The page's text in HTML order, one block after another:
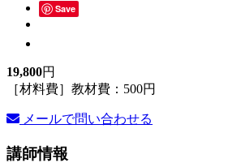
Save
19,800円
［材料費］教材費：500円
メールで問い合わせる
講師情報